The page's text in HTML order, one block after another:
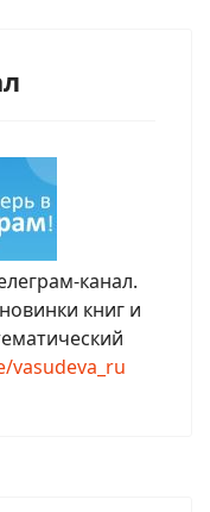
канал.
книг и
vasudeva_ru